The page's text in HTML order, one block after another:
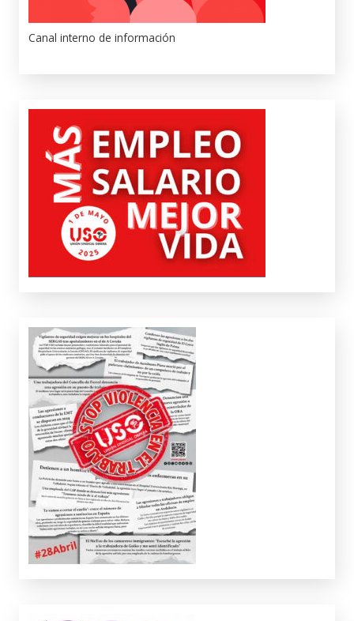
Canal interno de información